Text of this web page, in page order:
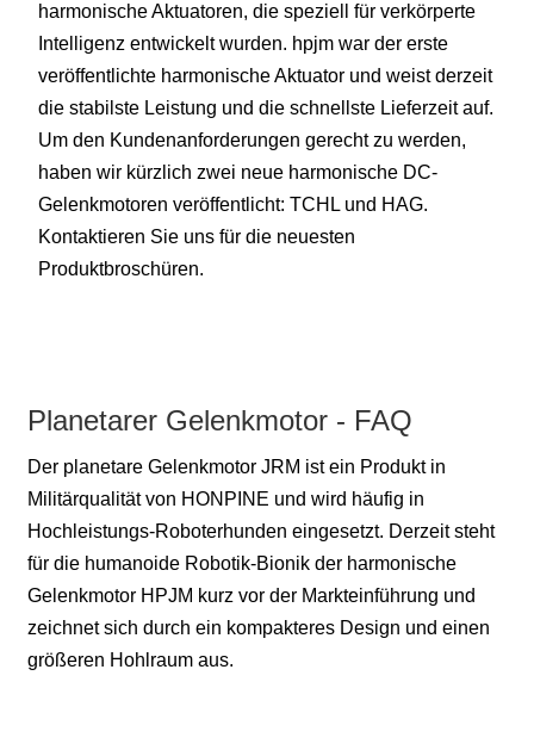
harmonische Aktuatoren, die speziell für verkörperte
Intelligenz entwickelt wurden. hpjm war der erste
veröffentlichte harmonische Aktuator und weist derzeit
die stabilste Leistung und die schnellste Lieferzeit auf.
Um den Kundenanforderungen gerecht zu werden,
haben wir kürzlich zwei neue harmonische DC-
Gelenkmotoren veröffentlicht: TCHL und HAG.
Kontaktieren Sie uns für die neuesten
Produktbroschüren.
Planetarer Gelenkmotor - FAQ
Der planetare Gelenkmotor JRM ist ein Produkt in
Militärqualität von HONPINE und wird häufig in
Hochleistungs-Roboterhunden eingesetzt. Derzeit steht
für die humanoide Robotik-Bionik der harmonische
Gelenkmotor HPJM kurz vor der Markteinführung und
zeichnet sich durch ein kompakteres Design und einen
größeren Hohlraum aus.